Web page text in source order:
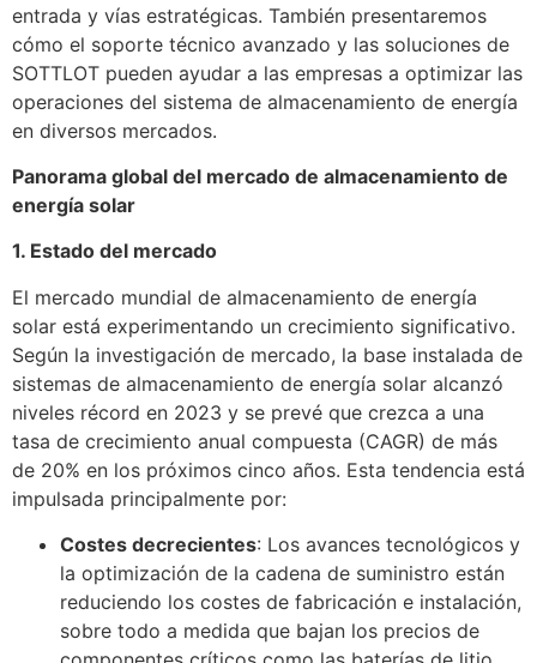
entrada y vías estratégicas. También presentaremos
cómo el soporte técnico avanzado y las soluciones de
SOTTLOT pueden ayudar a las empresas a optimizar las
operaciones del sistema de almacenamiento de energía
en diversos mercados.
Panorama global del mercado de almacenamiento de
energía solar
1. Estado del mercado
El mercado mundial de almacenamiento de energía
solar está experimentando un crecimiento significativo.
Según la investigación de mercado, la base instalada de
sistemas de almacenamiento de energía solar alcanzó
niveles récord en 2023 y se prevé que crezca a una
tasa de crecimiento anual compuesta (CAGR) de más
de 20% en los próximos cinco años. Esta tendencia está
impulsada principalmente por:
Costes decrecientes: Los avances tecnológicos y
la optimización de la cadena de suministro están
reduciendo los costes de fabricación e instalación,
sobre todo a medida que bajan los precios de